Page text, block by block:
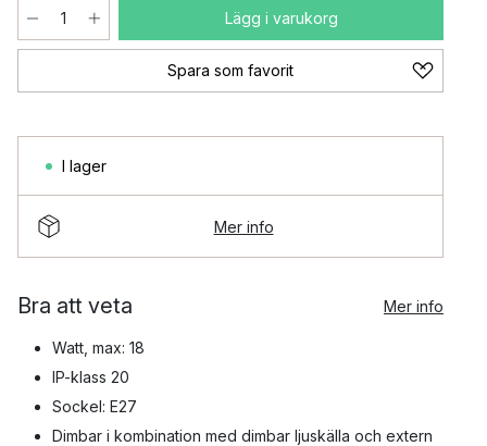
Lägg i varukorg
Spara som favorit
I lager
Mer info
Bra att veta Mer info
Watt, max: 18
IP-klass 20
Sockel: E27
Dimbar i kombination med dimbar ljuskälla och extern